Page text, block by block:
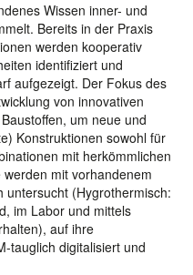
Wissen inner- und
Bereits in der Praxis
werden kooperativ
identifiziert und
aufgezeigt. Der Fokus des
von innovativen
um neue und
Konstruktionen sowohl für
mit herkömmlichen
mit vorhandenem
untersucht (Hygrothermisch:
im Labor und mittels
auf ihre
tauglich digitalisiert und